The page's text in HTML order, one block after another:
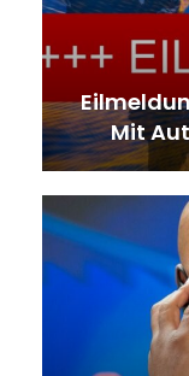
Mit